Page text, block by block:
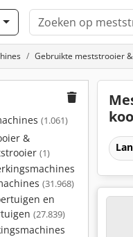
Gebruikte meststrooier
(1.061)
&
(1)
(31.968)
en
(27.839)